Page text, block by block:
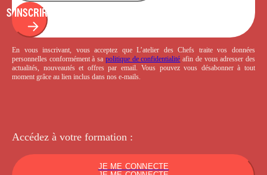
S'INSCRIRE
En vous inscrivant, vous acceptez que L’atelier des Chefs traite vos données
personnelles conformément à sa politique de confidentialité afin de vous adresser des
actualités, nouveautés et offres par email. Vous pouvez vous désabonner à tout
moment grâce au lien inclus dans nos e-mails.
Accédez à votre formation :
JE ME CONNECTE